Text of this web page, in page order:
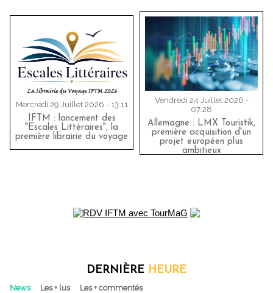
Mercredi 29 Juillet 2026 - 13:11
IFTM : lancement des
"Escales Littéraires", la
première librairie du voyage
Vendredi 24 Juillet 2026 -
07:28
Allemagne : LMX Touristik,
première acquisition d'un
projet européen plus
ambitieux
DERNIÈRE HEURE
News Les + lus Les + commentés